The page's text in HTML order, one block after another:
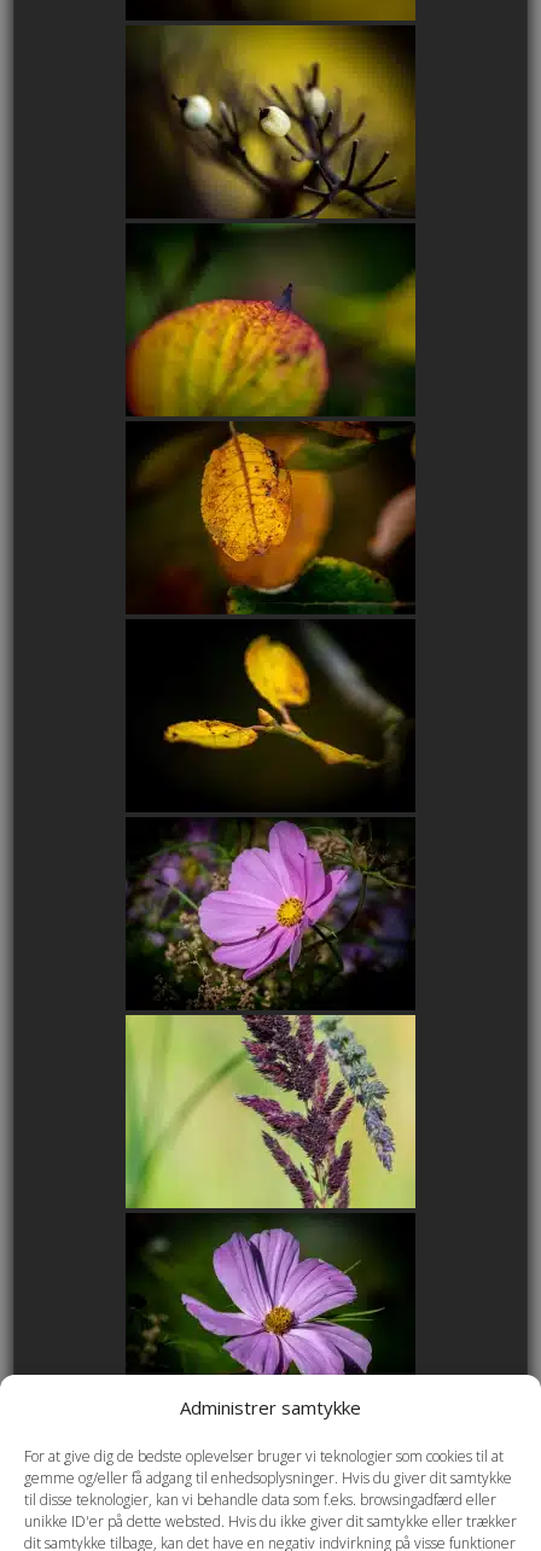
Administrer samtykke
For at give dig de bedste oplevelser bruger vi teknologier som cookies til at
gemme og/eller få adgang til enhedsoplysninger. Hvis du giver dit samtykke
til disse teknologier, kan vi behandle data som f.eks. browsingadfærd eller
unikke ID'er på dette websted. Hvis du ikke giver dit samtykke eller trækker
dit samtykke tilbage, kan det have en negativ indvirkning på visse funktioner